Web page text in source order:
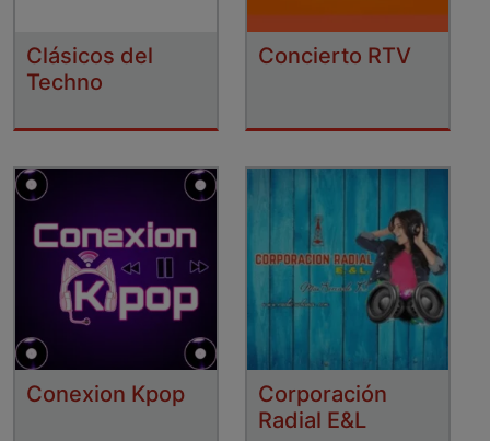
Clásicos del
Techno
Concierto RTV
Conexion Kpop
Corporación
Radial E&L